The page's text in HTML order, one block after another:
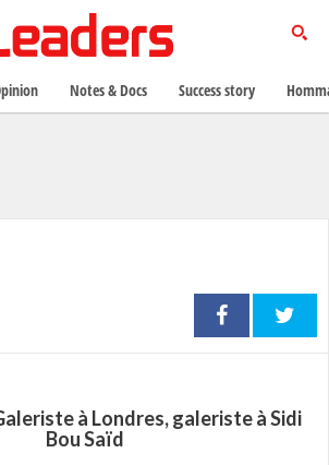
à Londres, galeriste à Sidi
Bou Saïd
Notes & Docs Success story